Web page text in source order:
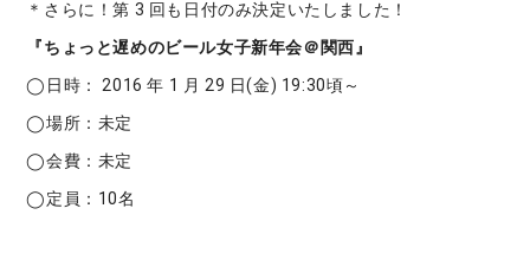
＊さらに！第 3 回も日付のみ決定いたしました！
『ちょっと遅めのビール女子新年会＠関西』
◯日時： 2016 年 1 月 29 日(金) 19:30頃～
◯場所：未定
◯会費：未定
◯定員：10名